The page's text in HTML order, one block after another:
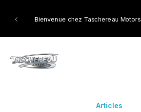
Bienvenue chez Taschereau Motors
Articles